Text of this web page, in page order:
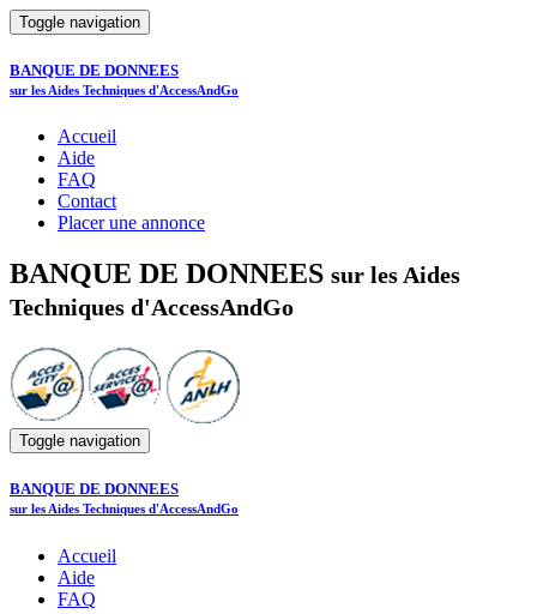
Toggle navigation
BANQUE DE DONNEES
sur les Aides Techniques d'AccessAndGo
Accueil
Aide
FAQ
Contact
Placer une annonce
BANQUE DE DONNEES sur les Aides
Techniques d'AccessAndGo
Toggle navigation
BANQUE DE DONNEES
sur les Aides Techniques d'AccessAndGo
Accueil
Aide
FAQ